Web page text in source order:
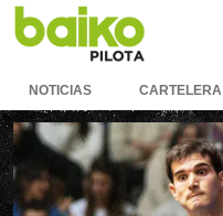
NOTICIAS CARTELERA